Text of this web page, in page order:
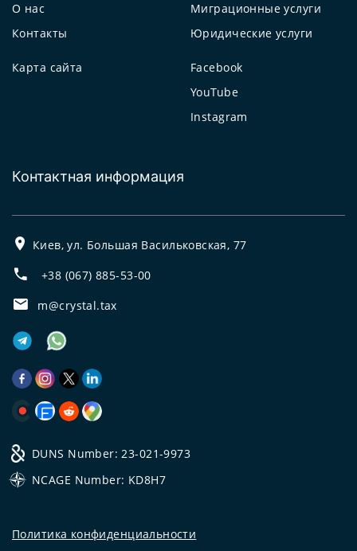
О нас
Контакты
Миграционные услуги
Юридические услуги
Карта сайта
Facebook
YouTube
Instagram
Контактная информация
Киев, ул. Большая Васильковская, 77
+38 (067) 885-53-00
m@crystal.tax
DUNS Number: 23-021-9973
NCAGE Number: KD8H7
Политика конфиденциальности